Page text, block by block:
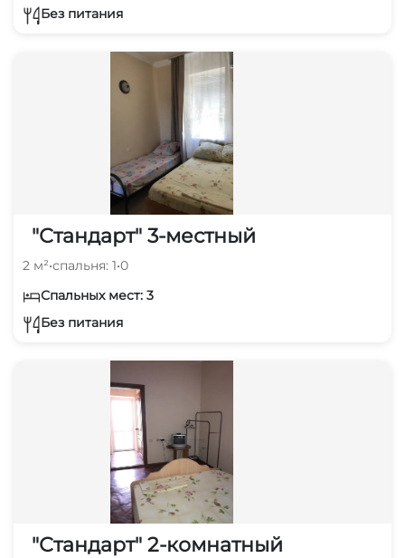
Без питания
"Стандарт" 3-местный
2 м²•спальня: 1•0
Спальных мест: 3
Без питания
"Стандарт" 2-комнатный